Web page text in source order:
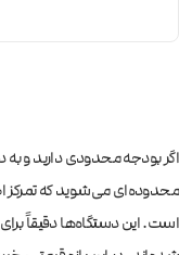
اگر بودجه محدودی دارید و به
محدوده‌ای می‌شوید که
است. این دستگاه‌ها دقیقاً